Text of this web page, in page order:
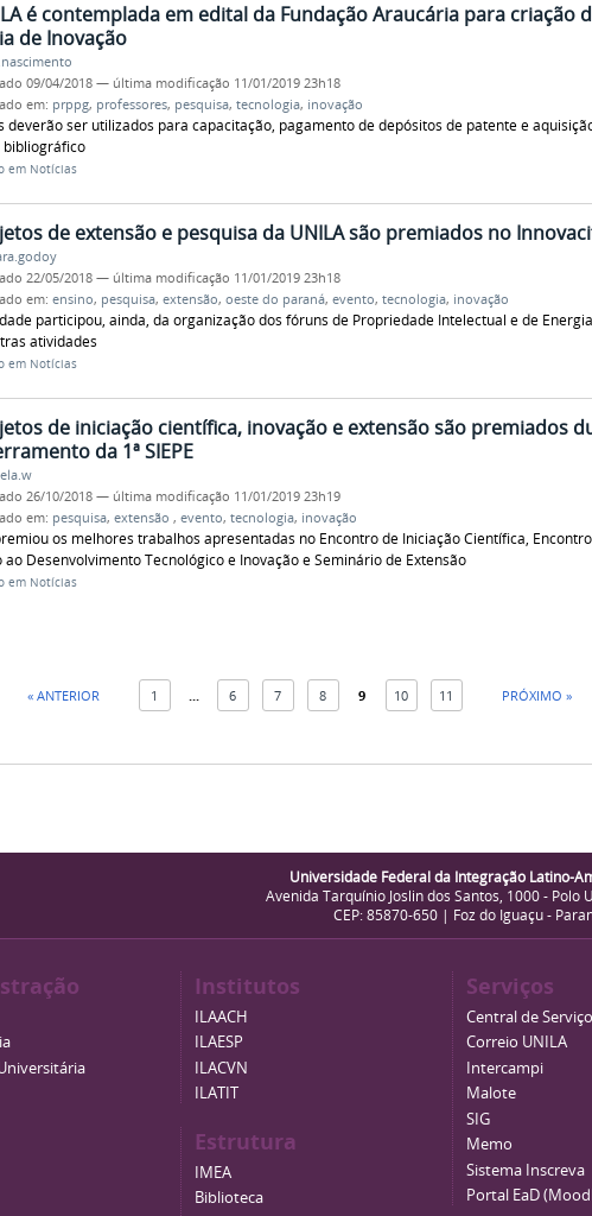
é contemplada em edital da Fundação Araucária para criação
de Inovação
09/04/2018 — última modificação 11/01/2019 23h18
em: prppg, professores, pesquisa, tecnologia, inovação
deverão ser utilizados para capacitação, pagamento de depósitos de patente e
em Notícias
de extensão e pesquisa da UNILA são premiados no
22/05/2018 — última modificação 11/01/2019 23h18
em: ensino, pesquisa, extensão, oeste do paraná, evento, tecnologia, inovação
participou, ainda, da organização dos fóruns de Propriedade Intelectual e de
atividades
em Notícias
de iniciação científica, inovação e extensão são premiados
da 1ª SIEPE
26/10/2018 — última modificação 11/01/2019 23h19
em: pesquisa, extensão , evento, tecnologia, inovação
os melhores trabalhos apresentadas no Encontro de Iniciação Científica,
ao Desenvolvimento Tecnológico e Inovação e Seminário de Extensão
em Notícias
« ANTERIOR 1 6 7 8 9 10 11 PRÓXIMO »
Universidade Federal da Integração Latino-
Avenida Tarquínio Joslin dos Santos, 1000 - Polo
CEP: 85870-650 | Foz do Iguaçu -
Institutos
ILAACH
ILAESP
ILACVN
ILATIT
Estrutura
IMEA
Biblioteca
Serviços
Central de
Correio UNILA
Intercampi
Malote
SIG
Memo
Sistema Inscreva
Portal EaD